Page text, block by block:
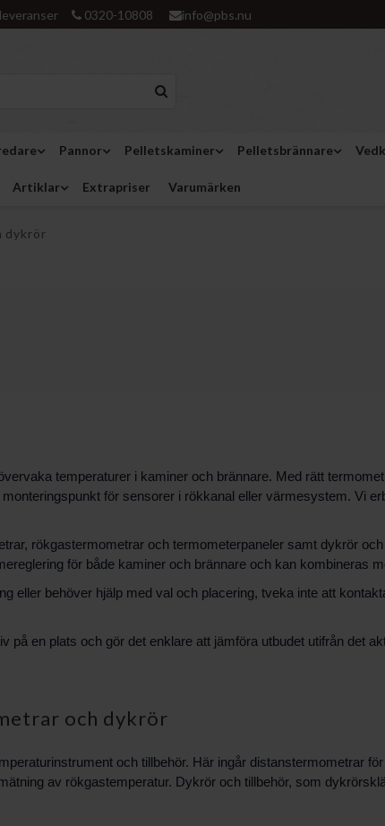
0320-10808 info@pbs.nu
Pannor Pelletskaminer Pelletsbrännare
Artiklar Extrapriser Varumärken
dykrör
temperaturer i kaminer och brännare. Med rätt
för sensorer i rökkanal eller värmesystem. Vi
rökgastermometrar och termometerpaneler samt dykrör
för både kaminer och brännare och kan kombineras
eller behöver hjälp med val och placering, tveka inte att
på en plats och gör det enklare att jämföra utbudet utifrån det
och dykrör
och tillbehör. Här ingår distanstermometrar
av rökgastemperatur. Dykrör och tillbehör, som